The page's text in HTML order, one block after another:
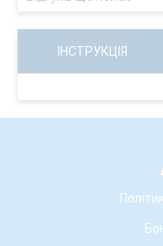
ІНСТРУКЦІЯ